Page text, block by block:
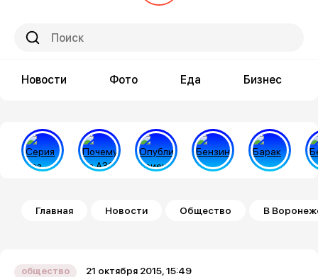
Новости Фото Еда Бизнес
Строка навигации
Главная Новости Общество В
общество 21 октября 2015, 15:49